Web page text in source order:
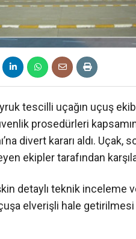
tescilli uçağın uçuş
prosedürleri
divert kararı aldı.
ekipler tarafından
detaylı teknik inceleme
elverişli hale getirilmesi